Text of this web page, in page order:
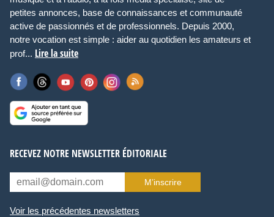
petites annonces, base de connaissances et communauté
active de passionnés et de professionnels. Depuis 2000,
notre vocation est simple : aider au quotidien les amateurs et
prof... Lire la suite
RECEVEZ NOTRE NEWSLETTER ÉDITORIALE
M’inscrire
Voir les précédentes newsletters